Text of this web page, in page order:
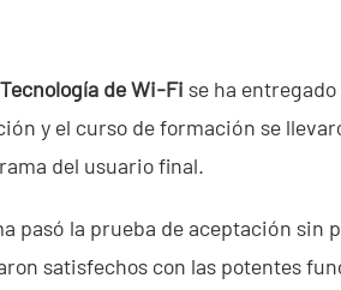
de Wi-Fi se ha
y el curso de formación se
del usuario final.
pasó la prueba de aceptación sin
satisfechos con las potentes